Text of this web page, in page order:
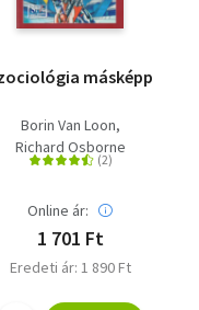
másképp
Borin Van Loon
Richard Osborne
Online ár:
1 701 Ft
Eredeti ár: 1 890 Ft